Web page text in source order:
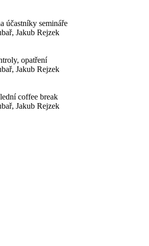
účastníky semináře
Jakub Rejzek
opatření
Jakub Rejzek
coffee break
Jakub Rejzek